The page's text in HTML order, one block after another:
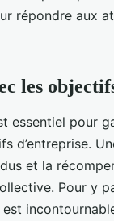
répondre aux
les
essentiel pour
d’entreprise.
et la
Pour y